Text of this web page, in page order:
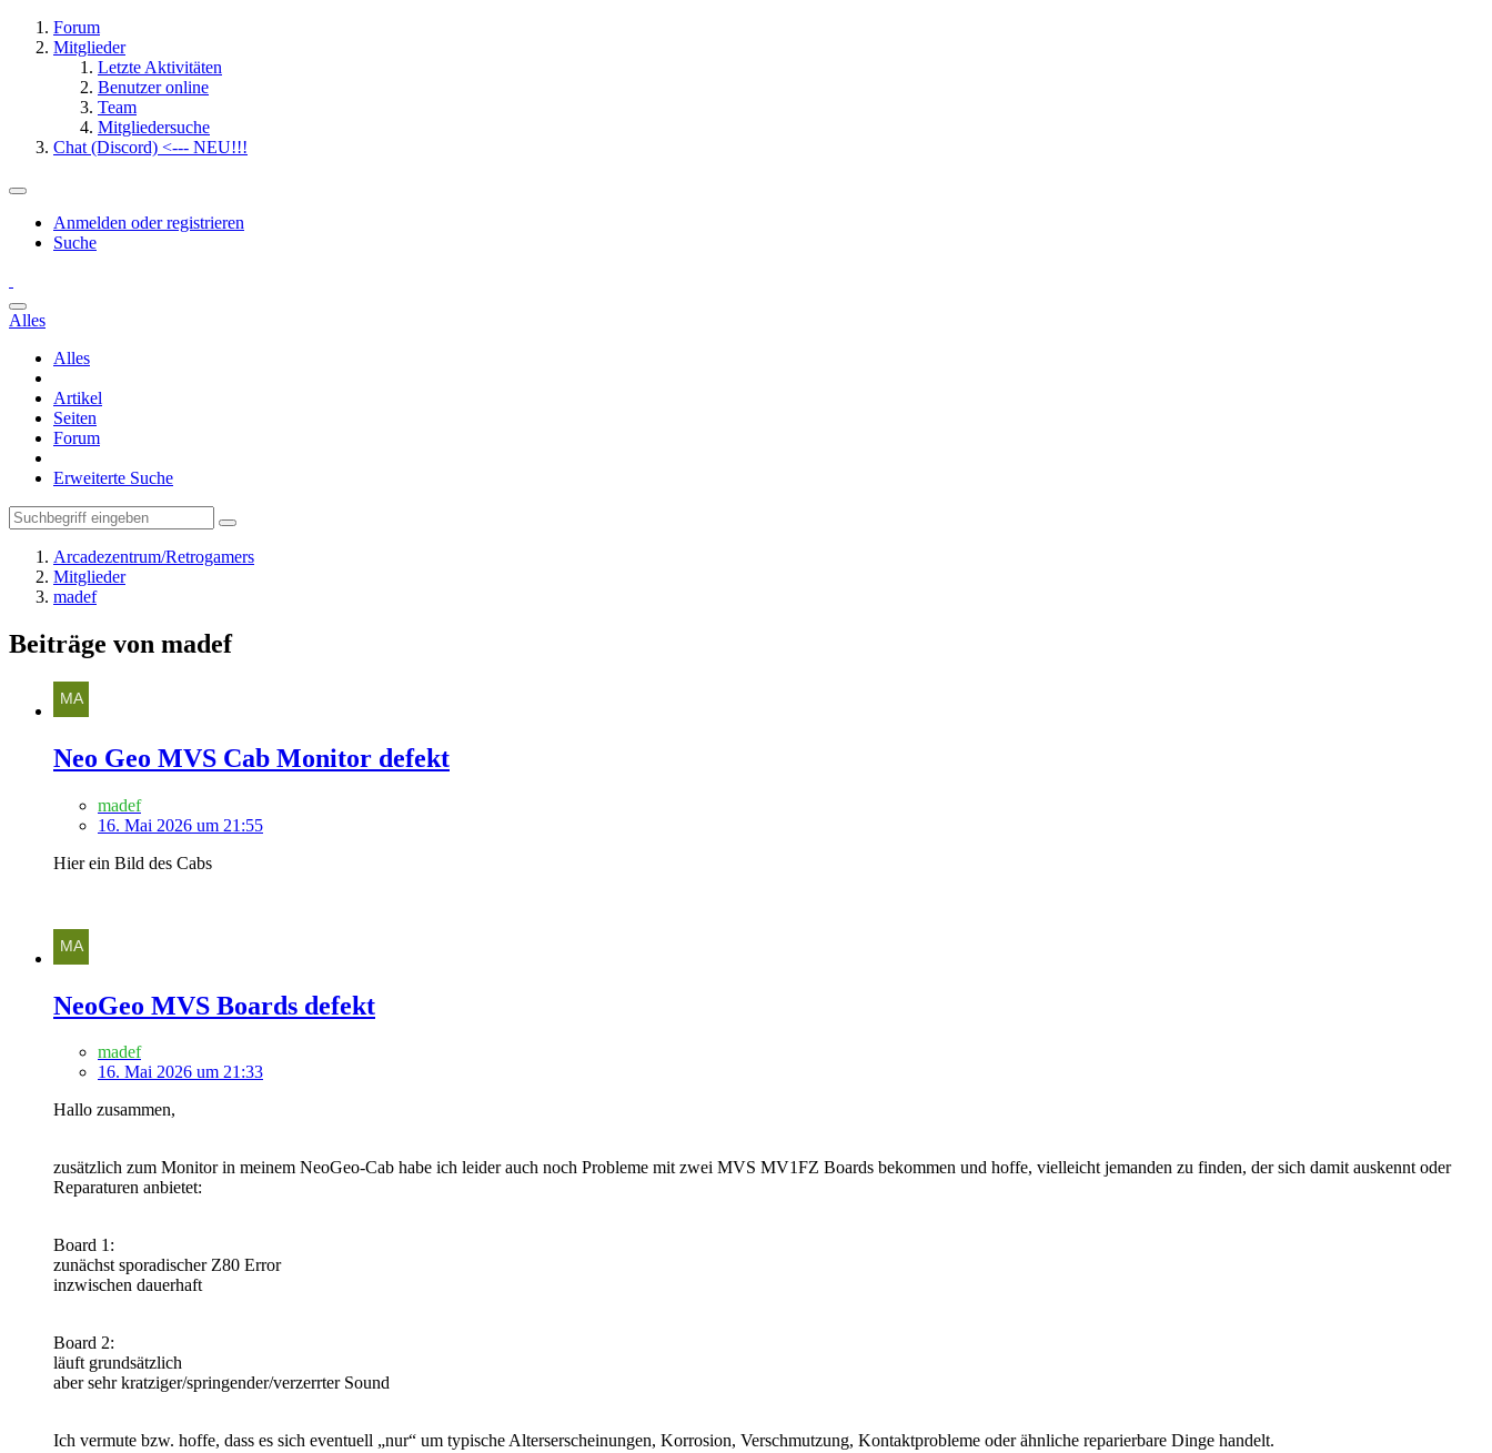
Forum
Mitglieder
Letzte Aktivitäten
Benutzer online
Team
Mitgliedersuche
Chat (Discord) <--- NEU!!!
Anmelden oder registrieren
Suche
Alles
Alles
Artikel
Seiten
Forum
Erweiterte Suche
Arcadezentrum/Retrogamers
Mitglieder
madef
Beiträge von madef
Neo Geo MVS Cab Monitor defekt
madef
16. Mai 2026 um 21:55
Hier ein Bild des Cabs
NeoGeo MVS Boards defekt
madef
16. Mai 2026 um 21:33
Hallo zusammen,
zusätzlich zum Monitor in meinem NeoGeo-Cab habe ich leider auch noch Probleme mit zwei MVS MV1FZ Boards bekommen und hoffe, vielleicht jemanden zu finden, der sich damit auskennt oder
Reparaturen anbietet:
Board 1:
zunächst sporadischer Z80 Error
inzwischen dauerhaft
Board 2:
läuft grundsätzlich
aber sehr kratziger/springender/verzerrter Sound
Ich vermute bzw. hoffe, dass es sich eventuell „nur“ um typische Alterserscheinungen, Korrosion, Verschmutzung, Kontaktprobleme oder ähnliche reparierbare Dinge handelt.